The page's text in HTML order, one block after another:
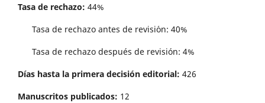
Tasa de rechazo: 44%
Tasa de rechazo antes de revisi´on: 40%
Tasa de rechazo después de revisión: 4%
Días hasta la primera decisión editorial: 426
Manuscritos publicados: 12